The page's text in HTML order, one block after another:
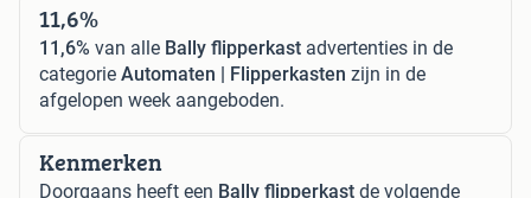
11,6%
11,6% van alle Bally flipperkast advertenties in de
categorie Automaten | Flipperkasten zijn in de
afgelopen week aangeboden.
Kenmerken
Doorgaans heeft een Bally flipperkast de volgende